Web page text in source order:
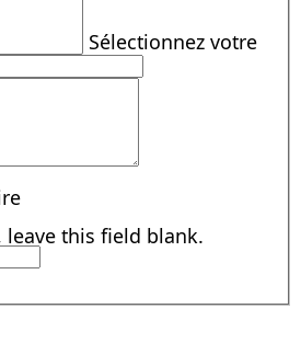
Sélectionnez votre
this field blank.